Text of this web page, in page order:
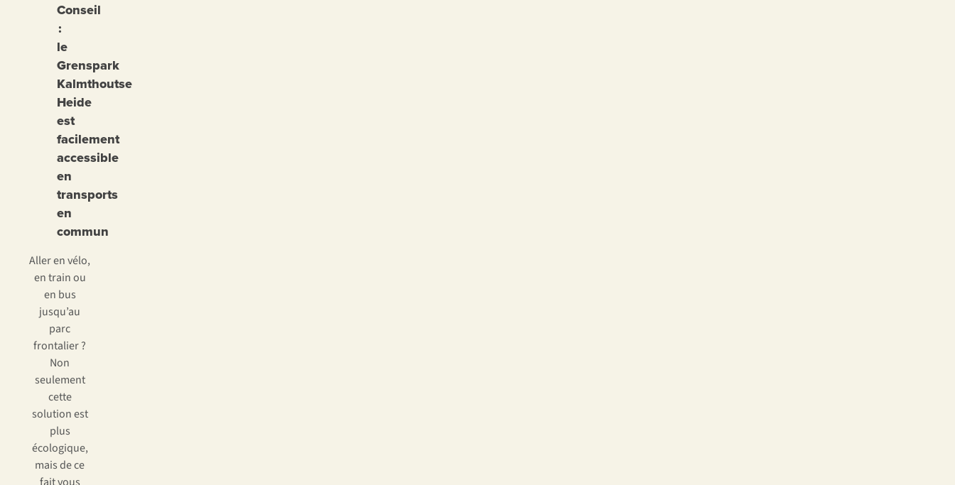
Conseil
:
le
Grenspark
Kalmthoutse
Heide
est
facilement
accessible
en
transports
en
commun
Aller en vélo,
en train ou
en bus
jusqu’au
parc
frontalier ?
Non
seulement
cette
solution est
plus
écologique,
mais de ce